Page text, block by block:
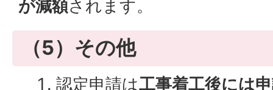
が減額されます。
（5）その他
認定申請は工事着工後には